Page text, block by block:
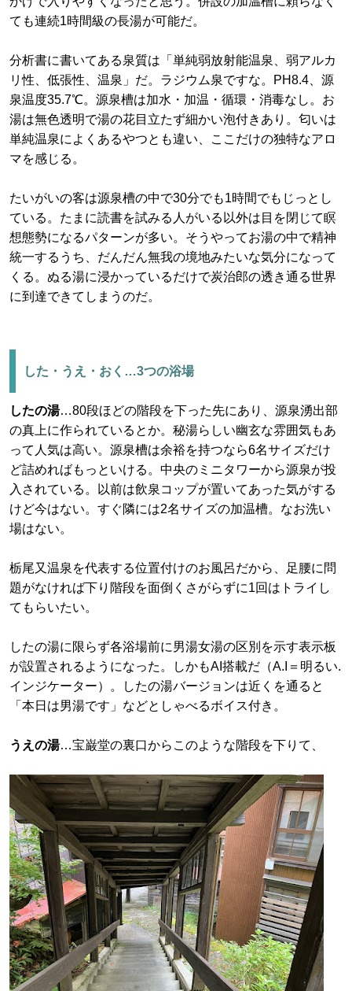
ても連続1時間級の長湯が可能だ。
分析書に書いてある泉質は「単純弱放射能温泉、弱アルカ
リ性、低張性、温泉」だ。ラジウム泉ですな。PH8.4、源
泉温度35.7℃。源泉槽は加水・加温・循環・消毒なし。お
湯は無色透明で湯の花目立たず細かい泡付きあり。匂いは
単純温泉によくあるやつとも違い、ここだけの独特なアロ
マを感じる。
たいがいの客は源泉槽の中で30分でも1時間でもじっとし
ている。たまに読書を試みる人がいる以外は目を閉じて瞑
想態勢になるパターンが多い。そうやってお湯の中で精神
統一するうち、だんだん無我の境地みたいな気分になって
くる。ぬる湯に浸かっているだけで炭治郎の透き通る世界
に到達できてしまうのだ。
した・うえ・おく…3つの浴場
したの湯…80段ほどの階段を下った先にあり、源泉湧出部
の真上に作られているとか。秘湯らしい幽玄な雰囲気もあ
って人気は高い。源泉槽は余裕を持つなら6名サイズだけ
ど詰めればもっといける。中央のミニタワーから源泉が投
入されている。以前は飲泉コップが置いてあった気がする
けど今はない。すぐ隣には2名サイズの加温槽。なお洗い
場はない。
栃尾又温泉を代表する位置付けのお風呂だから、足腰に問
題がなければ下り階段を面倒くさがらずに1回はトライし
てもらいたい。
したの湯に限らず各浴場前に男湯女湯の区別を示す表示板
が設置されるようになった。しかもAI搭載だ（A.I＝明るい.
インジケーター）。したの湯バージョンは近くを通ると
「本日は男湯です」などとしゃべるボイス付き。
うえの湯…宝巌堂の裏口からこのような階段を下りて、